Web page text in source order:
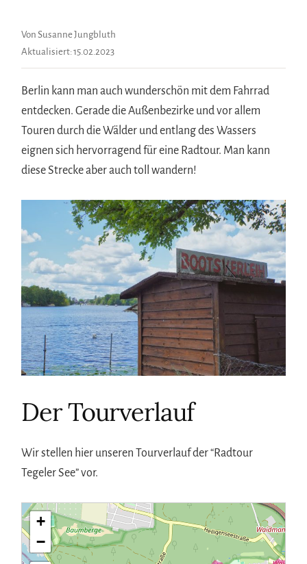
Von Susanne Jungbluth
Aktualisiert:15.02.2023
Berlin kann man auch wunderschön mit dem Fahrrad
entdecken. Gerade die Außenbezirke und vor allem
Touren durch die Wälder und entlang des Wassers
eignen sich hervorragend für eine Radtour. Man kann
diese Strecke aber auch toll wandern!
Der Tourverlauf
Wir stellen hier unseren Tourverlauf der “Radtour
Tegeler See” vor.
+
−